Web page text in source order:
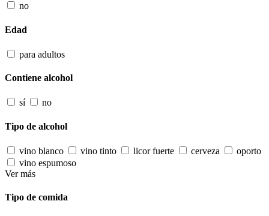
no
Edad
para adultos
Contiene alcohol
sí no
Tipo de alcohol
vino blanco vino tinto licor fuerte cerveza
oporto
vino espumoso
Ver más
Tipo de comida